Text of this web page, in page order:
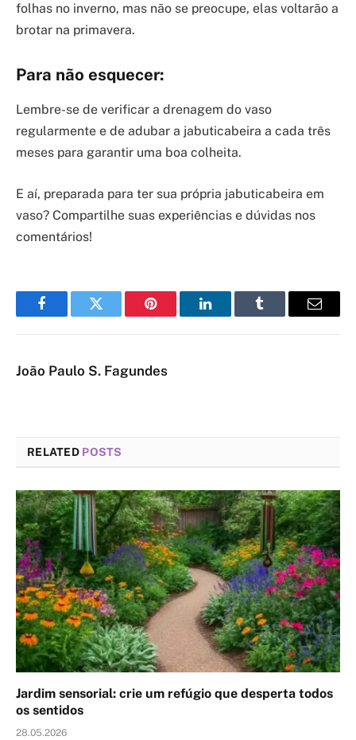
folhas no inverno, mas não se preocupe, elas voltarão a
brotar na primavera.
Para não esquecer:
Lembre-se de verificar a drenagem do vaso
regularmente e de adubar a jabuticabeira a cada três
meses para garantir uma boa colheita.
E aí, preparada para ter sua própria jabuticabeira em
vaso? Compartilhe suas experiências e dúvidas nos
comentários!
FacebookTwitter Pinterest LinkedInTumblr Email
João Paulo S. Fagundes
RELATED POSTS
Jardim sensorial: crie um refúgio que desperta todos
os sentidos
28.05.2026